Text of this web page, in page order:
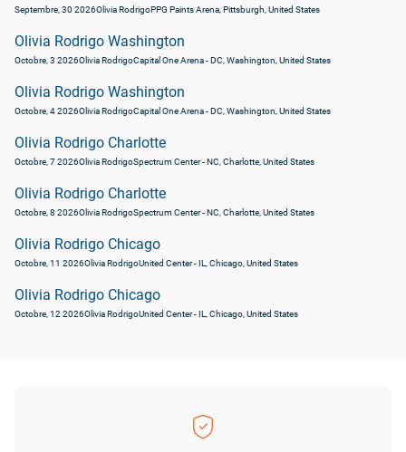
Septembre, 30 2026Olivia RodrigoPPG Paints Arena, Pittsburgh, United States
Olivia Rodrigo Washington
Octobre, 3 2026Olivia RodrigoCapital One Arena - DC, Washington, United States
Olivia Rodrigo Washington
Octobre, 4 2026Olivia RodrigoCapital One Arena - DC, Washington, United States
Olivia Rodrigo Charlotte
Octobre, 7 2026Olivia RodrigoSpectrum Center - NC, Charlotte, United States
Olivia Rodrigo Charlotte
Octobre, 8 2026Olivia RodrigoSpectrum Center - NC, Charlotte, United States
Olivia Rodrigo Chicago
Octobre, 11 2026Olivia RodrigoUnited Center - IL, Chicago, United States
Olivia Rodrigo Chicago
Octobre, 12 2026Olivia RodrigoUnited Center - IL, Chicago, United States